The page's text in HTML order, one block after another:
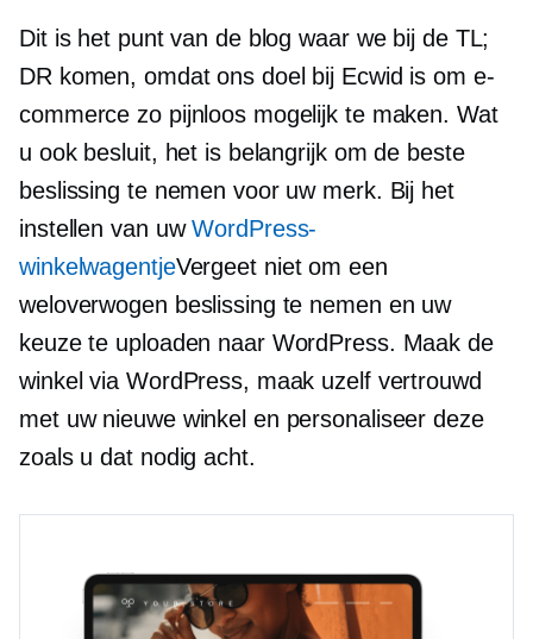
Dit is het punt van de blog waar we bij de TL;
DR komen, omdat ons doel bij Ecwid is om e-
commerce zo pijnloos mogelijk te maken. Wat
u ook besluit, het is belangrijk om de beste
beslissing te nemen voor uw merk. Bij het
instellen van uwWordPress-
winkelwagentjeVergeet niet om een ​​
weloverwogen beslissing te nemen en uw
keuze te uploaden naar WordPress. Maak de
winkel via WordPress, maak uzelf vertrouwd
met uw nieuwe winkel en personaliseer deze
zoals u dat nodig acht.